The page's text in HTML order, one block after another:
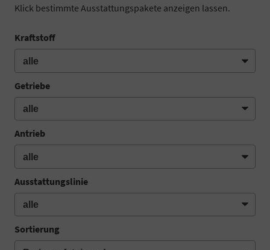
Klick bestimmte Ausstattungspakete anzeigen lassen.
Kraftstoff
Getriebe
Antrieb
Ausstattungslinie
Sortierung